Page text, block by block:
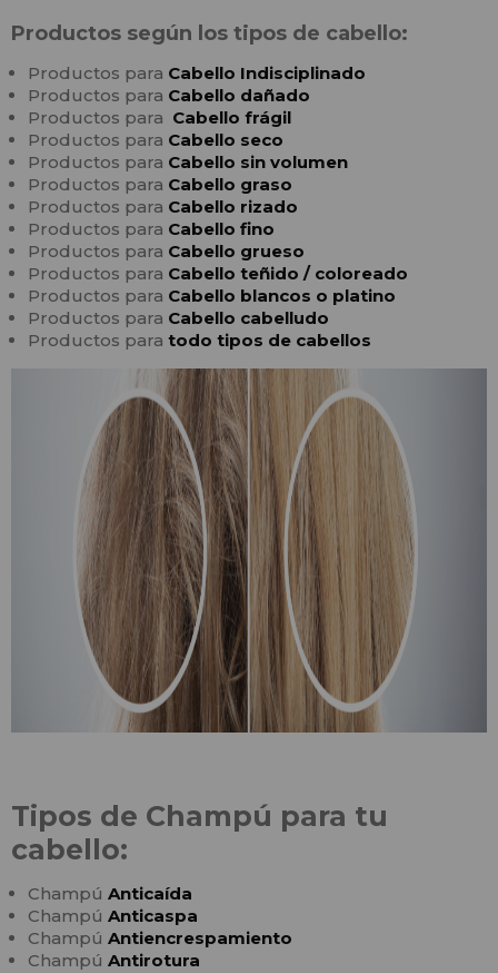
Productos según los tipos de cabello:
Productos para Cabello Indisciplinado
Productos para Cabello dañado
Productos para Cabello frágil
Productos para Cabello seco
Productos para Cabello sin volumen
Productos para Cabello graso
Productos para Cabello rizado
Productos para Cabello fino
Productos para Cabello grueso
Productos para Cabello teñido / coloreado
Productos para Cabello blancos o platino
Productos para Cabello cabelludo
Productos para todo tipos de cabellos
Tipos de Champú para tu
cabello:
Champú Anticaída
Champú Anticaspa
Champú Antiencrespamiento
Champú Antirotura